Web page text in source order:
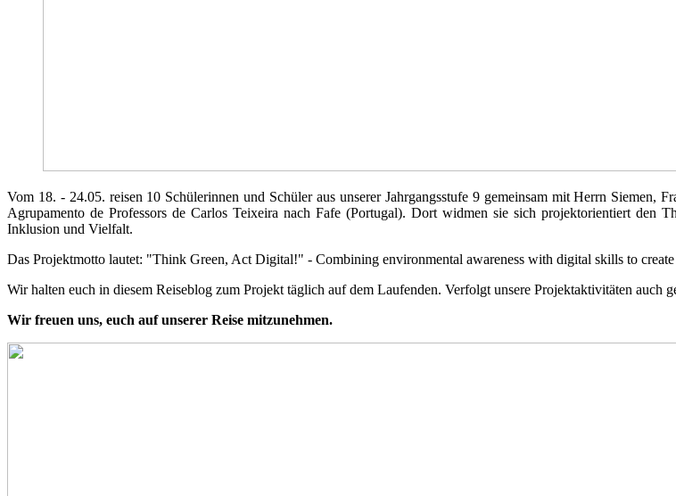
Vom 18. - 24.05. reisen 10 Schülerinnen und Schüler aus unserer Jahrgangsstufe 9 gemeinsam mit Herrn Siemen,
Agrupamento de Professors de Carlos Teixeira nach Fafe (Portugal). Dort widmen sie sich projektorientiert den
Inklusion und Vielfalt.
Das Projektmotto lautet: "Think Green, Act Digital!" - Combining environmental awareness with digital skills to create
Wir halten euch in diesem Reiseblog zum Projekt täglich auf dem Laufenden. Verfolgt unsere Projektaktivitäten auch
Wir freuen uns, euch auf unserer Reise mitzunehmen.